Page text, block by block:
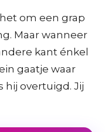
om een grap
Maar wanneer
kant énkel
gaatje waar
hij overtuigd. Jij